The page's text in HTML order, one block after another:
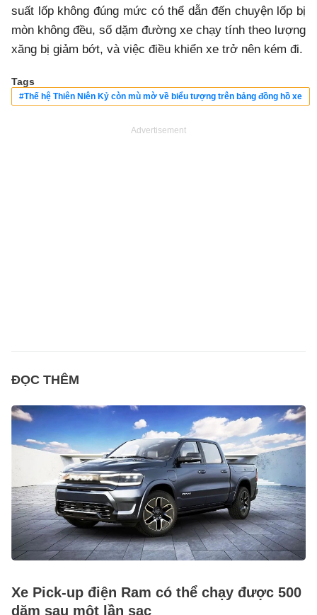
suất lốp không đúng mức có thể dẫn đến chuyện lốp bị
mòn không đều, số dặm đường xe chạy tính theo lượng
xăng bị giảm bớt, và việc điều khiển xe trở nên kém đi.
Tags
#Thế hệ Thiên Niên Kỷ còn mù mờ về biểu tượng trên bảng đồng hồ xe
Advertisement
ĐỌC THÊM
Xe Pick-up điện Ram có thể chạy được 500
dặm sau một lần sạc